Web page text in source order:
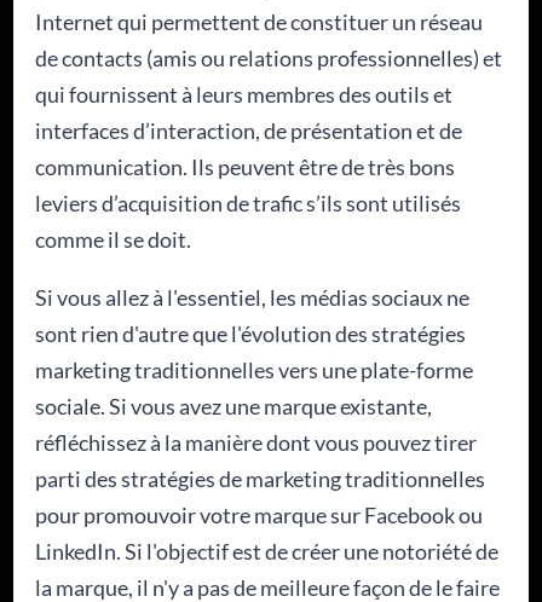
Internet qui permettent de constituer un réseau
de contacts (amis ou relations professionnelles) et
qui fournissent à leurs membres des outils et
interfaces d’interaction, de présentation et de
communication. Ils peuvent être de très bons
leviers d’acquisition de trafic s’ils sont utilisés
comme il se doit.
Si vous allez à l'essentiel, les médias sociaux ne
sont rien d'autre que l'évolution des stratégies
marketing traditionnelles vers une plate-forme
sociale. Si vous avez une marque existante,
réfléchissez à la manière dont vous pouvez tirer
parti des stratégies de marketing traditionnelles
pour promouvoir votre marque sur Facebook ou
LinkedIn. Si l'objectif est de créer une notoriété de
la marque, il n'y a pas de meilleure façon de le faire